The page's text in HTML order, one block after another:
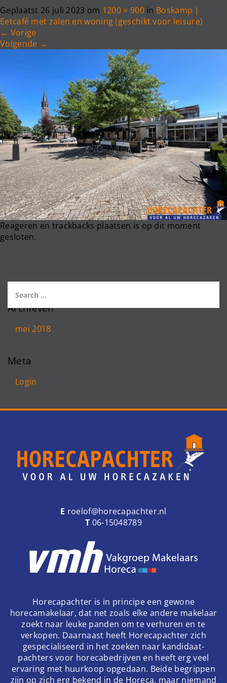
n
i
o
n
Geplaatst 26 juli 2023 om 1200 × 900in Boskamp |
Eetcafé met zalen en woning (geschikt voor leisure)
← Vorige
Volgende →
Reageren en trackbacks plaatsen is op dit moment
gesloten.
Archieven
mei 2018
Meta
Login
E roelof@horecapachter.nl
T 06-15048789
Horecapachter is in principe een gewone
horecamakelaar, dat net zoals elke andere makelaar
zoekt naar leuke panden om te verhuren en te
verkopen. Daarnaast heeft Horecapachter zich
gespecialiseerd in het zoeken naar kandidaat-
pachters voor horecabedrijven en heeft erg veel
ervaring met huurkoop opgedaan. Beide begrippen
zijn op zich erg bekend in de Horeca, maar niemand